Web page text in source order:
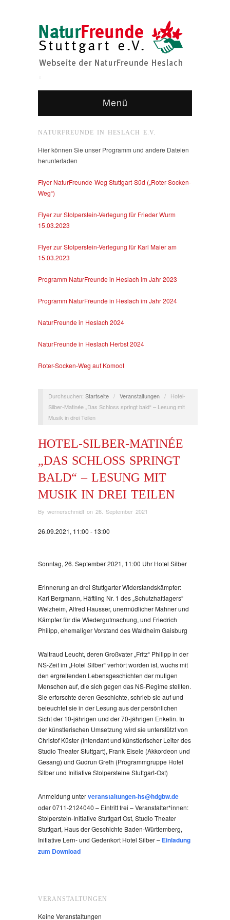
Menü
NATURFREUNDE IN HESLACH E.V.
Hier können Sie unser Programm und andere Dateien
herunterladen
Flyer NaturFreunde-Weg Stuttgart-Süd („Roter-Socken-
Weg“)
Flyer zur Stolperstein-Verlegung für Frieder Wurm
15.03.2023
Flyer zur Stolperstein-Verlegung für Karl Maier am
15.03.2023
Programm NaturFreunde in Heslach im Jahr 2023
Programm NaturFreunde in Heslach im Jahr 2024
NaturFreunde in Heslach 2024
NaturFreunde in Heslach Herbst 2024
Roter-Socken-Weg auf Komoot
Durchsuchen: Startseite / Veranstaltungen /
Hotel-
Silber-Matinée „Das Schloss springt bald“ – Lesung mit
Musik in drei Teilen
HOTEL-SILBER-MATINÉE
„DAS SCHLOSS SPRINGT
BALD“ – LESUNG MIT
MUSIK IN DREI TEILEN
By wernerschmidt on 26. September 2021
26.09.2021, 11:00 - 13:00
Sonntag, 26. September 2021, 11:00 Uhr Hotel Silber
Erinnerung an drei Stuttgarter Widerstandskämpfer:
Karl Bergmann, Häftling Nr. 1 des „Schutzhaftlagers“
Welzheim, Alfred Hausser, unermüdlicher Mahner und
Kämpfer für die Wiedergutmachung, und Friedrich
Philipp, ehemaliger Vorstand des Waldheim Gaisburg
Waltraud Leucht, deren Großvater „Fritz“ Philipp in der
NS-Zeit im „Hotel Silber“ verhört worden ist, wuchs mit
den ergreifenden Lebensgeschichten der mutigen
Menschen auf, die sich gegen das NS-Regime stellten.
Sie erforschte deren Geschichte, schrieb sie auf und
beleuchtet sie in der Lesung aus der persönlichen
Sicht der 10-jährigen und der 70-jährigen Enkelin. In
der künstlerischen Umsetzung wird sie unterstützt von
Christof Küster (Intendant und künstlerischer Leiter des
Studio Theater Stuttgart), Frank Eisele (Akkordeon und
Gesang) und Gudrun Greth (Programmgruppe Hotel
Silber und Initiative Stolpersteine Stuttgart-Ost)
Anmeldung unterveranstaltungen-hs@hdgbw.de
oder 0711-2124040 – Eintritt frei – Veranstalter*innen:
Stolperstein-Initiative Stuttgart Ost, Studio Theater
Stuttgart, Haus der Geschichte Baden-Württemberg,
Initiative Lern- und Gedenkort Hotel Silber – Einladung
zum Download
VERANSTALTUNGEN
Keine Veranstaltungen